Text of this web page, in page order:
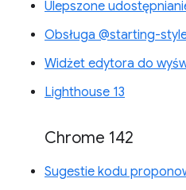
Ulepszone
Obsługa @starting-
Widżet edytora do
Lighthouse 13
Chrome 142
Sugestie kodu